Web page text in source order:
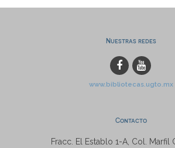
Nuestras redes
www.bibliotecas.ugto.mx
Contacto
Fracc. El Establo 1-A, Col. Marfil